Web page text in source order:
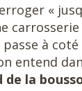
«
à coté
entend
la